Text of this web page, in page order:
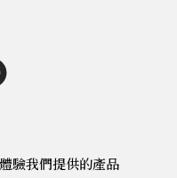
驗我們提供的產品